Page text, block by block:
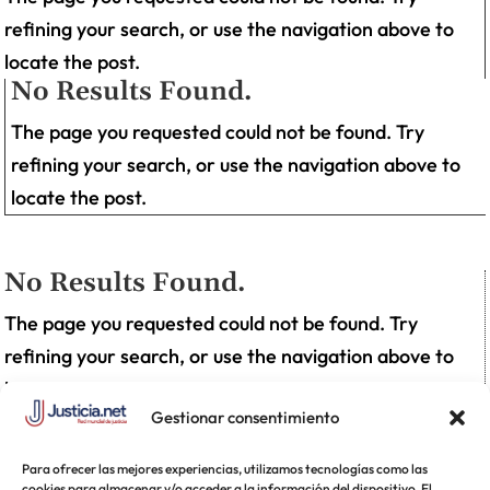
Gestionar consentimiento
Para ofrecer las mejores experiencias, utilizamos tecnologías como las
refining your search, or use the navigation above to
locate the post.
No Results Found.
The page you requested could not be found. Try
refining your search, or use the navigation above to
locate the post.
No Results Found.
The page you requested could not be found. Try
refining your search, or use the navigation above to
locate the post.